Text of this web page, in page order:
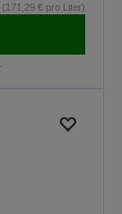
(171,29 € pro Liter)